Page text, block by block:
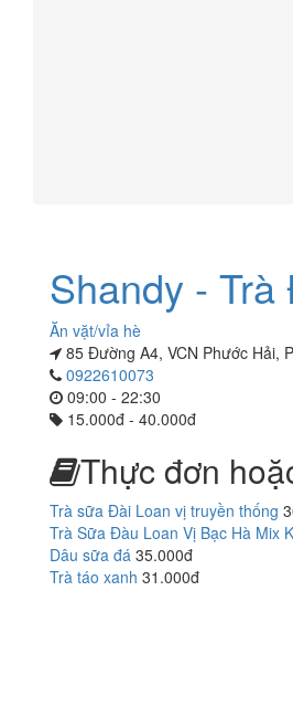
Shandy -
Ăn vặt/vỉa hè
85 Đường A4, VCN Phước Hải,
0922610073
09:00 - 22:30
15.000đ - 40.000đ
Thực đơn
Trà sữa Đài Loan vị truyền thống
Trà Sữa Đàu Loan Vị Bạc Hà Mix
Dâu sữa đá 35.000đ
Trà táo xanh 31.000đ